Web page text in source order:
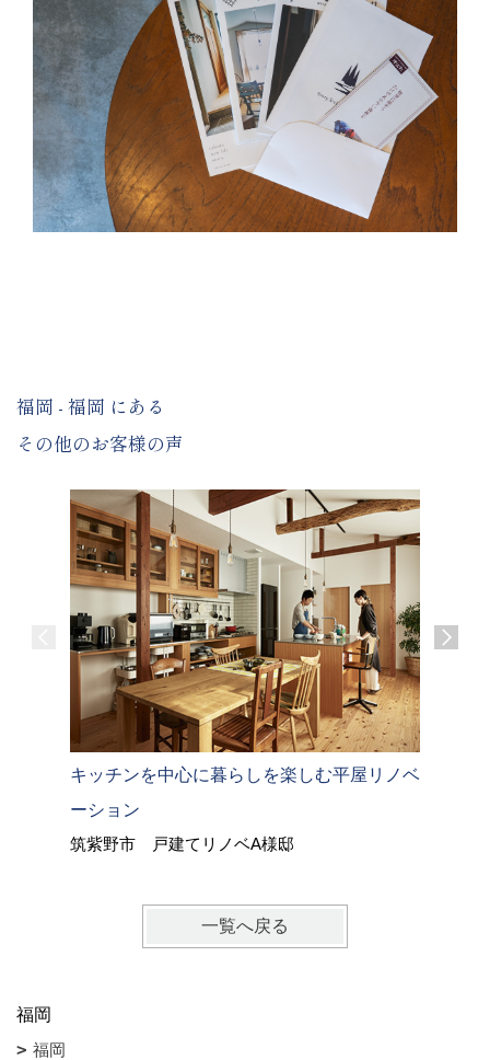
福岡 - 福岡 にある
その他のお客様の声
キッチンを中心に暮らしを楽しむ平屋リノベ
ーション
筑紫野市 戸建てリノベA様邸
一覧へ戻る
福岡
福岡